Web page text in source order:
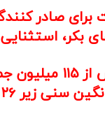
صادر
بکر،
از۱۱۵ میلیون
سنیزیر۲۶